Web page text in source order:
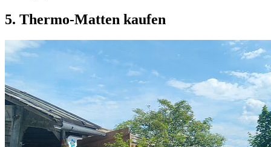
5. Thermo-Matten kaufen